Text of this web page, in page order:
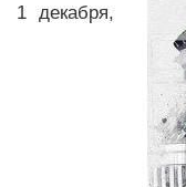
1 декабря,